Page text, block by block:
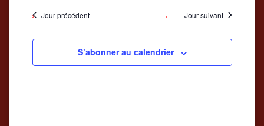
Jour précédent Jour suivant
S’abonner au calendrier